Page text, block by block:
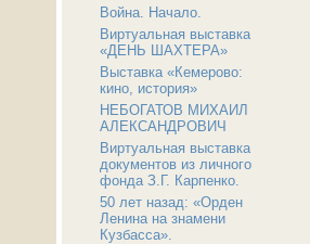
Война. Начало.
Виртуальная выставка
«ДЕНЬ ШАХТЕРА»
Выставка «Кемерово:
кино, история»
НЕБОГАТОВ МИХАИЛ
АЛЕКСАНДРОВИЧ
Виртуальная выставка
документов из личного
фонда З.Г. Карпенко.
50 лет назад: «Орден
Ленина на знамени
Кузбасса».